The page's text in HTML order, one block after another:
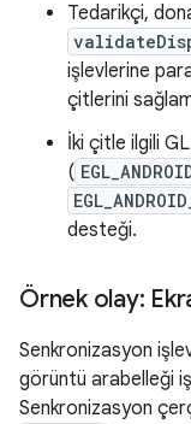
Tedarikçi,
işlevlerine
çitlerini
İki çitle ilgili GL
(
desteği.
Örnek olay:
Senkronizasyon
görüntü arabelleği
Senkronizasyon